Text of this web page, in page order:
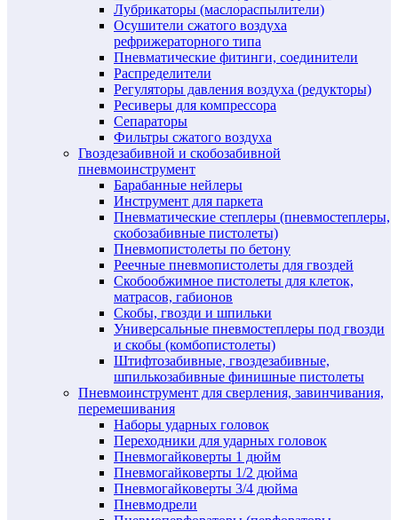
Лубрикаторы (маслораспылители)
Осушители сжатого воздуха
рефрижераторного типа
Пневматические фитинги, соединители
Распределители
Регуляторы давления воздуха (редукторы)
Ресиверы для компрессора
Сепараторы
Фильтры сжатого воздуха
Гвоздезабивной и скобозабивной
пневмоинструмент
Барабанные нейлеры
Инструмент для паркета
Пневматические степлеры (пневмостеплеры,
скобозабивные пистолеты)
Пневмопистолеты по бетону
Реечные пневмопистолеты для гвоздей
Скобообжимное пистолеты для клеток,
матрасов, габионов
Скобы, гвозди и шпильки
Универсальные пневмостеплеры под гвозди
и скобы (комбопистолеты)
Штифтозабивные, гвоздезабивные,
шпилькозабивные финишные пистолеты
Пневмоинструмент для сверления, завинчивания,
перемешивания
Наборы ударных головок
Переходники для ударных головок
Пневмогайковерты 1 дюйм
Пневмогайковерты 1/2 дюйма
Пневмогайковерты 3/4 дюйма
Пневмодрели